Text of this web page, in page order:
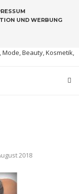
UND WERBUNG
2018